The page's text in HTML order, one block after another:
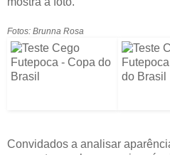
Fotos: Brunna Rosa
Convidados a analisar